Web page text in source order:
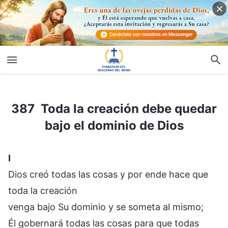
387 Toda la creación debe quedar
bajo el dominio de Dios
I
Dios creó todas las cosas y por ende hace que
toda la creación
venga bajo Su dominio y se someta al mismo;
Él gobernará todas las cosas para que todas